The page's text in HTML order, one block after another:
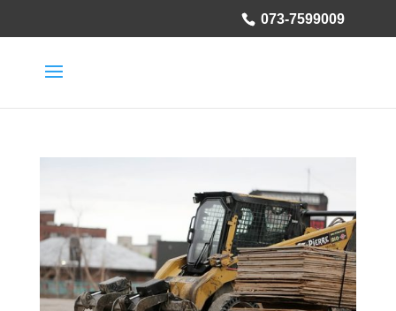
073-7599009